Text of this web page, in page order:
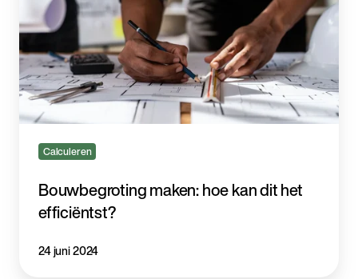
dit
het
efficiëntst?
Calculeren
Bouwbegroting maken: hoe kan dit het
efficiëntst?
24 juni 2024